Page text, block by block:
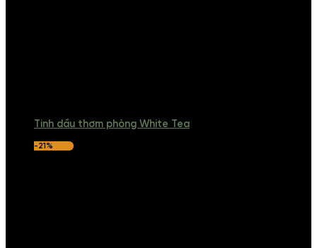
Tinh dầu thơm phòng White Tea
-21%